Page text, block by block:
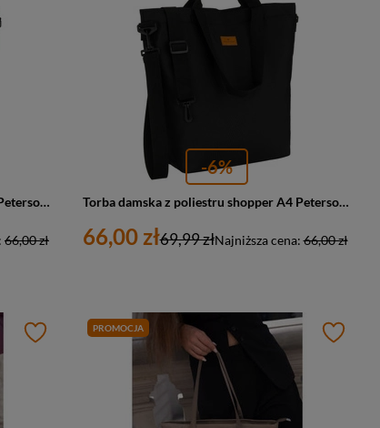
Torba damska z poliestru shopper A4 Peterson TZ15605D duża błękitna
66,00 zł
-6%
Torba damska z poliestru shopper A4 Peterson TZ15605D duża czarna
66,00 zł Najniższa cena:66,00 zł
69,99 zł
PROMOCJA